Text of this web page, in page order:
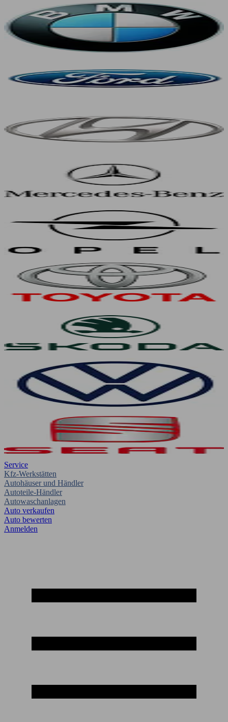
Service
Kfz-Werkstätten
Autohäuser und Händler
Autoteile-Händler
Autowaschanlagen
Auto verkaufen
Auto bewerten
Anmelden